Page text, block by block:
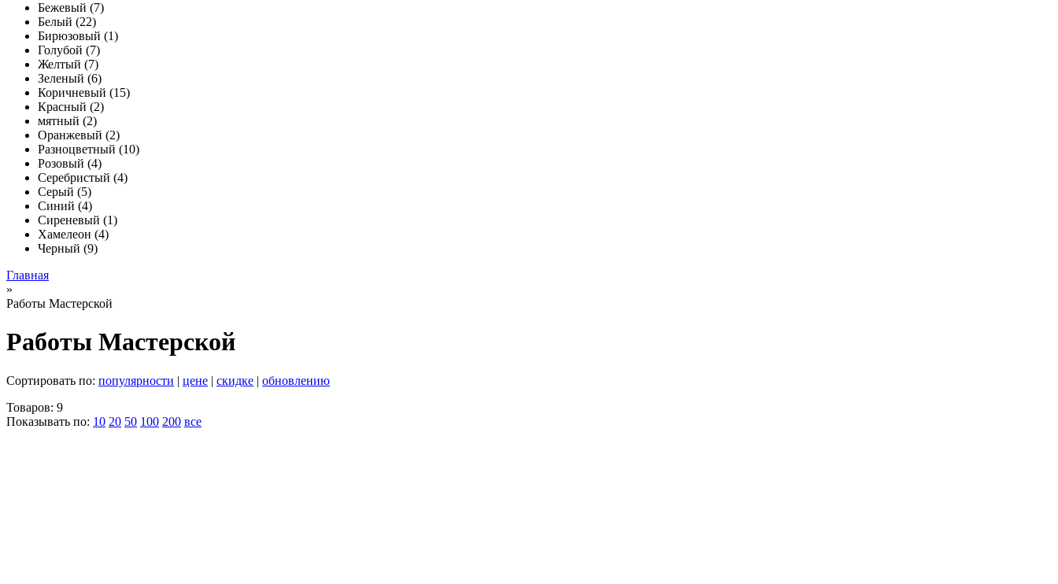
Бежевый (7)
Белый (22)
Бирюзовый (1)
Голубой (7)
Желтый (7)
Зеленый (6)
Коричневый (15)
Красный (2)
мятный (2)
Оранжевый (2)
Разноцветный (10)
Розовый (4)
Серебристый (4)
Серый (5)
Синий (4)
Сиреневый (1)
Хамелеон (4)
Черный (9)
Главная
»
Работы Мастерской
Работы Мастерской
Сортировать по: популярности | цене | скидке | обновлению
Товаров: 9
Показывать по: 10 20 50 100 200 все